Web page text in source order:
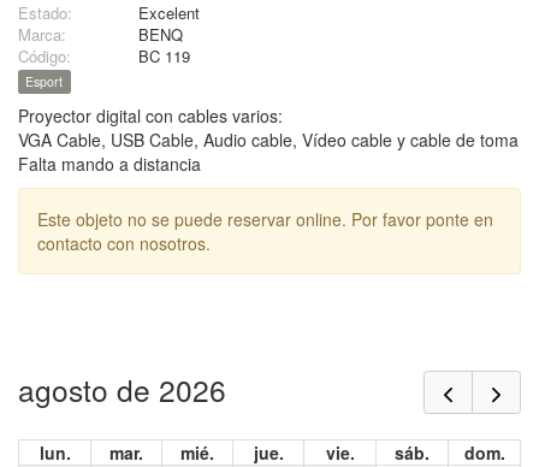
Estado:
Excelent
Marca:
BENQ
Código:
BC 119
Esport
Proyector digital con cables varios:
VGA Cable, USB Cable, Audio cable, Vídeo cable y cable de toma
Falta mando a distancia
Este objeto no se puede reservar online. Por favor ponte en
contacto con nosotros.
agosto de 2026
lun. mar. mié. jue. vie. sáb.
dom.